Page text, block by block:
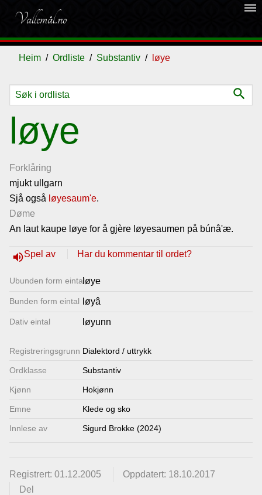
Vallemål.no
dehaze
Heim Ordliste Substantiv løye
search
løye
Forklåring
mjukt ullgarn
Sjå også løyesaum'e.
Døme
An laut kaupe løye for å gjère løyesaumen på búnâ'æ.
volume_upSpel av Har du kommentar til ordet?
Ubunden form eintalløye
Bunden form eintal løyâ
Dativ eintal løyunn
Registrerings­grunn Dialektord / uttrykk
Ordklasse Substantiv
Kjønn Hokjønn
Emne Klede og sko
Innlese av Sigurd Brokke (2024)
Registrert: 01.12.2005
Oppdatert: 18.10.2017
Del
Ordliste
Om
vallemålet
Gjestebok
Lenkjer
Kontakt